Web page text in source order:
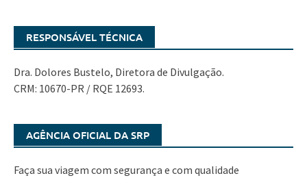
RESPONSÁVEL TÉCNICA
Dra. Dolores Bustelo, Diretora de Divulgação.
CRM: 10670-PR / RQE 12693.
AGÊNCIA OFICIAL DA SRP
Faça sua viagem com segurança e com qualidade